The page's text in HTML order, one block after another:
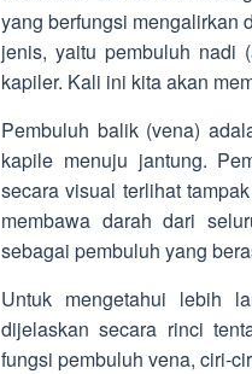
yang berfungsi mengalirkan
jenis, yaitu pembuluh nadi
kapiler. Kali ini kita akan
Pembuluh balik (vena)
kapile menuju jantung.
secara visual terlihat
membawa darah dari
sebagai pembuluh yang
Untuk mengetahui lebih
dijelaskan secara rinci
fungsi pembuluh vena, ciri-